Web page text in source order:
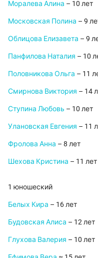
Моралева Алина – 10 лет
Московская Полина – 9
Облицова Елизавета – 9
Панфилова Наталия – 10
Половникова Ольга – 11
Смирнова Виктория – 14
Ступина Любовь – 10 лет
Улановская Евгения – 11
Фролова Анна – 8 лет
Шехова Кристина – 11 лет
1 юношеский
Белых Кира – 16 лет
Будовская Алиса – 12 лет
Глухова Валерия – 10 лет